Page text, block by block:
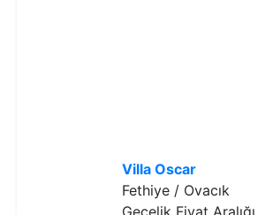
Villa Oscar
Fethiye / Ovacık
Gecelik Fiyat Aralığı